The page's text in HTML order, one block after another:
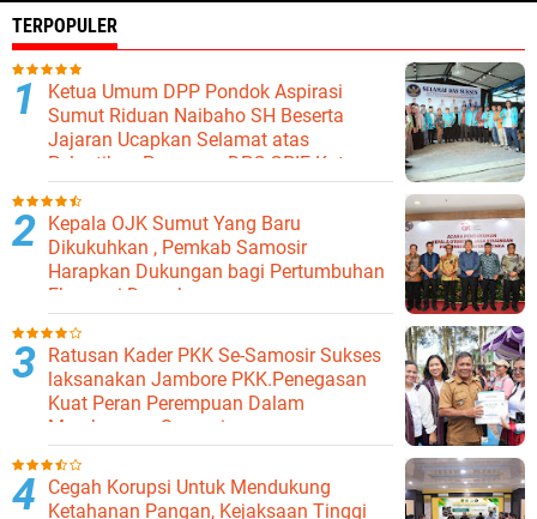
TERPOPULER
Ketua Umum DPP Pondok Aspirasi
Sumut Riduan Naibaho SH Beserta
Jajaran Ucapkan Selamat atas
Pelantikan Pengurus DPC GPIE Kota
Binjai
Kepala OJK Sumut Yang Baru
Dikukuhkan , Pemkab Samosir
Harapkan Dukungan bagi Pertumbuhan
Ekonomi Daerah
Ratusan Kader PKK Se-Samosir Sukses
laksanakan Jambore PKK.Penegasan
Kuat Peran Perempuan Dalam
Membangun Samosir.
Cegah Korupsi Untuk Mendukung
Ketahanan Pangan, Kejaksaan Tinggi